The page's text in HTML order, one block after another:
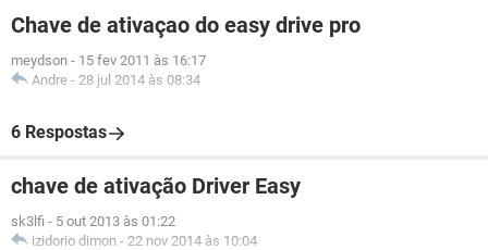
Chave de ativaçao do easy drive pro
meydson - 15 fev 2011 às 16:17
Andre - 28 jul 2014 às 08:34
6 Respostas
chave de ativação Driver Easy
sk3lfi - 5 out 2013 às 01:22
izidorio dimon - 22 nov 2014 às 10:04